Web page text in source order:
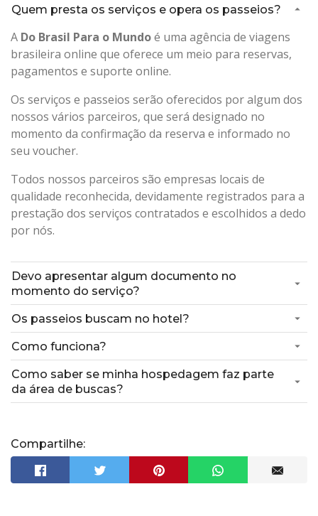
Quem presta os serviços e opera os passeios?
A Do Brasil Para o Mundoé uma agência de viagens
brasileira online que oferece um meio para reservas,
pagamentos e suporte online.
Os serviços e passeios serão oferecidos por algum dos
nossos vários parceiros, que será designado no
momento da confirmação da reserva e informado no
seu voucher.
Todos nossos parceiros são empresas locais de
qualidade reconhecida, devidamente registrados para a
prestação dos serviços contratados e escolhidos a dedo
por nós.
Devo apresentar algum documento no
momento do serviço?
Os passeios buscam no hotel?
Como funciona?
Como saber se minha hospedagem faz parte
da área de buscas?
Compartilhe: